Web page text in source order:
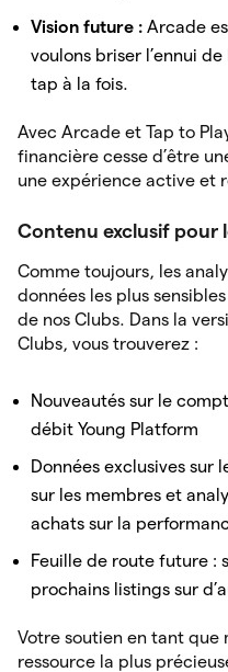
Vision future : Arcade
voulons briser l’ennui
tap à la fois.
Avec Arcade et Tap to
financière cesse d’être
une expérience active et
Contenu exclusif pour
Comme toujours, les
données les plus
de nos Clubs. Dans la
Clubs, vous trouverez :
Nouveautés sur le
débit Young Platform
Données exclusives sur
sur les membres et
achats sur la
Feuille de route future :
prochains listings sur
Votre soutien en tant que
ressource la plus